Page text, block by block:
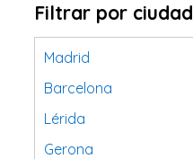
Filtrar por ciudad
Madrid
Barcelona
Lérida
Gerona